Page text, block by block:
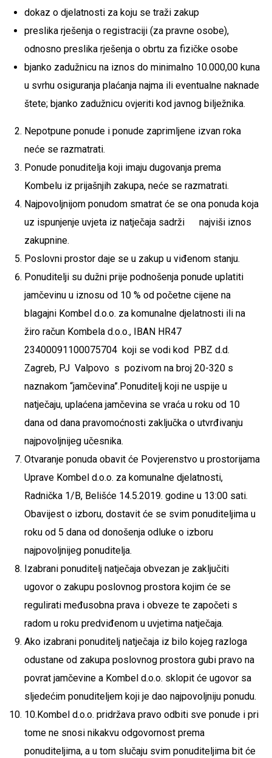
dokaz o djelatnosti za koju se traži zakup
preslika rješenja o registraciji (za pravne osobe),
odnosno preslika rješenja o obrtu za fizičke osobe
bjanko zadužnicu na iznos do minimalno 10.000,00 kuna
u svrhu osiguranja plaćanja najma ili eventualne naknade
štete; bjanko zadužnicu ovjeriti kod javnog bilježnika.
Nepotpune ponude i ponude zaprimljene izvan roka
neće se razmatrati.
Ponude ponuditelja koji imaju dugovanja prema
Kombelu iz prijašnjih zakupa, neće se razmatrati.
Najpovoljnijom ponudom smatrat će se ona ponuda koja
uz ispunjenje uvjeta iz natječaja sadrži najviši iznos
zakupnine.
Poslovni prostor daje se u zakup u viđenom stanju.
Ponuditelji su dužni prije podnošenja ponude uplatiti
jamčevinu u iznosu od 10 % od početne cijene na
blagajni Kombel d.o.o. za komunalne djelatnosti ili na
žiro račun Kombela d.o.o., IBAN HR47
23400091100075704 koji se vodi kod PBZ d.d.
Zagreb, PJ Valpovo s pozivom na broj 20-320 s
naznakom “jamčevina”.Ponuditelj koji ne uspije u
natječaju, uplaćena jamčevina se vraća u roku od 10
dana od dana pravomoćnosti zaključka o utvrđivanju
najpovoljnijeg učesnika.
Otvaranje ponuda obavit će Povjerenstvo u prostorijama
Uprave Kombel d.o.o. za komunalne djelatnosti,
Radnička 1/B, Belišće 14.5.2019. godine u 13:00 sati.
Obavijest o izboru, dostavit će se svim ponuditeljima u
roku od 5 dana od donošenja odluke o izboru
najpovoljnijeg ponuditelja.
Izabrani ponuditelj natječaja obvezan je zaključiti
ugovor o zakupu poslovnog prostora kojim će se
regulirati međusobna prava i obveze te započeti s
radom u roku predviđenom u uvjetima natječaja.
Ako izabrani ponuditelj natječaja iz bilo kojeg razloga
odustane od zakupa poslovnog prostora gubi pravo na
povrat jamčevine a Kombel d.o.o. sklopit će ugovor sa
sljedećim ponuditeljem koji je dao najpovoljniju ponudu.
10.Kombel d.o.o. pridržava pravo odbiti sve ponude i pri
tome ne snosi nikakvu odgovornost prema
ponuditeljima, a u tom slučaju svim ponuditeljima bit će